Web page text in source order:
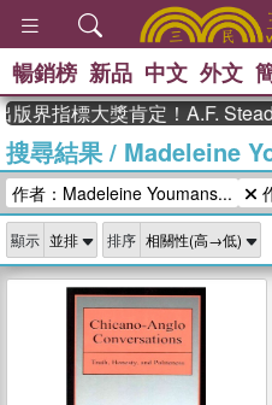
熱搜
、
史
獎
登輝
偉大
暢銷榜 新品 中文 外文
界指標大獎肯定！A.F.
搜尋結果/ Madeleine
作者：Madeleine Youmans...
顯示 排序